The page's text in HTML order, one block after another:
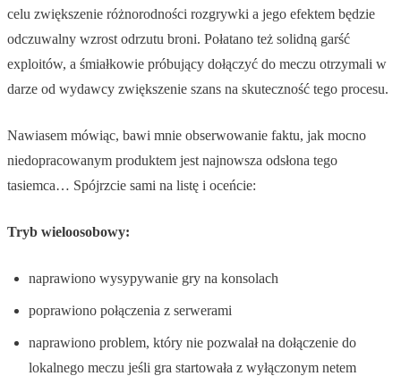
celu zwiększenie różnorodności rozgrywki a jego efektem będzie
odczuwalny wzrost odrzutu broni. Połatano też solidną garść
exploitów, a śmiałkowie próbujący dołączyć do meczu otrzymali w
darze od wydawcy zwiększenie szans na skuteczność tego procesu.
Nawiasem mówiąc, bawi mnie obserwowanie faktu, jak mocno
niedopracowanym produktem jest najnowsza odsłona tego
tasiemca… Spójrzcie sami na listę i oceńcie:
Tryb wieloosobowy:
naprawiono wysypywanie gry na konsolach
poprawiono połączenia z serwerami
naprawiono problem, który nie pozwalał na dołączenie do
lokalnego meczu jeśli gra startowała z wyłączonym netem